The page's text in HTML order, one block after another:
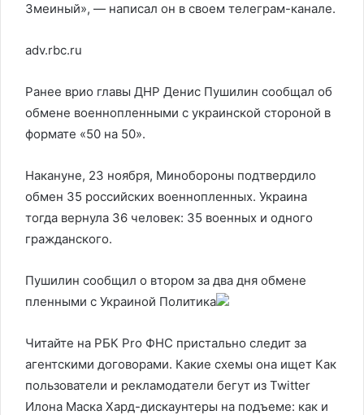
Змеиный», — написал он в своем телеграм-канале.
adv.rbc.ru
Ранее врио главы ДНР Денис Пушилин сообщал об
обмене военнопленными с украинской стороной в
формате «50 на 50».
Накануне, 23 ноября, Минобороны подтвердило
обмен 35 российских военнопленных. Украина
тогда вернула 36 человек: 35 военных и одного
гражданского.
Пушилин сообщил о втором за два дня обмене
пленными с Украиной Политика
Читайте на РБК Pro ФНС пристально следит за
агентскими договорами. Какие схемы она ищет Как
пользователи и рекламодатели бегут из Twitter
Илона Маска Хард-дискаунтеры на подъеме: как и